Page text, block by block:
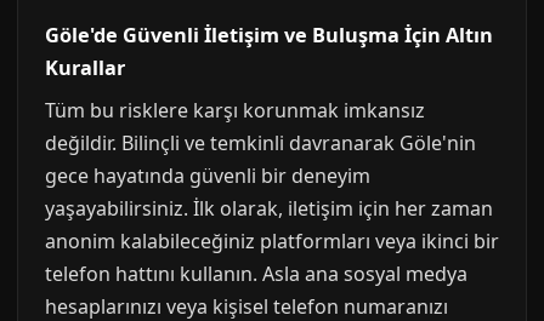
Göle'de Güvenli İletişim ve Buluşma İçin Altın
Kurallar
Tüm bu risklere karşı korunmak imkansız
değildir. Bilinçli ve temkinli davranarak Göle'nin
gece hayatında güvenli bir deneyim
yaşayabilirsiniz. İlk olarak, iletişim için her zaman
anonim kalabileceğiniz platformları veya ikinci bir
telefon hattını kullanın. Asla ana sosyal medya
hesaplarınızı veya kişisel telefon numaranızı